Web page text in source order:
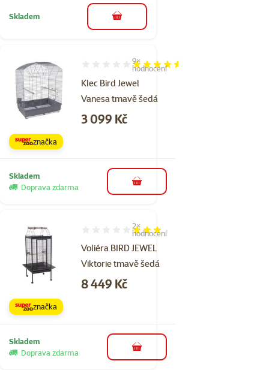
Skladem do košíku
Klec Bird Jewel
Vanesa tmavě šedá
Hodnocení 91%, počet hodnocení: 9
9×
hodnocení
Cena
3 099 Kč
značka
Skladem
Doprava zdarma
do košíku
Voliéra BIRD JEWEL
Viktorie tmavě šedá
Hodnocení 60%, počet hodnocení: 2
2×
hodnocení
Cena
8 449 Kč
značka
Skladem
Doprava zdarma
do košíku